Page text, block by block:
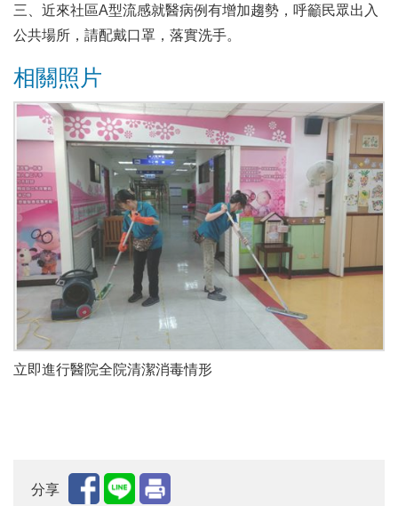
三、近來社區A型流感就醫病例有增加趨勢，呼籲民眾出入
公共場所，請配戴口罩，落實洗手。
相關照片
立即進行醫院全院清潔消毒情形
分享